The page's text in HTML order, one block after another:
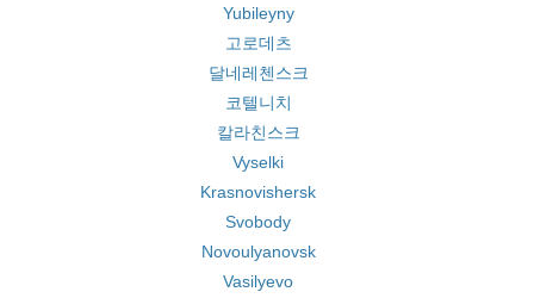
Yubileyny
고로데츠
달네레첸스크
코텔니치
칼라친스크
Vyselki
Krasnovishersk
Svobody
Novoulyanovsk
Vasilyevo